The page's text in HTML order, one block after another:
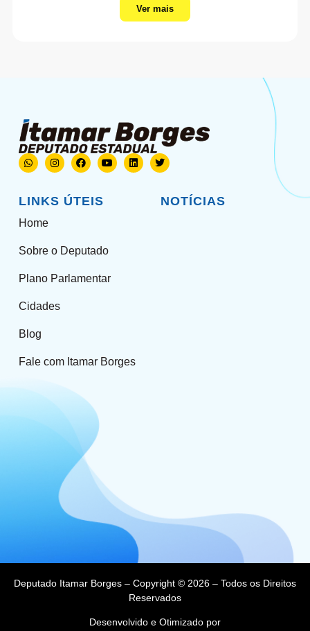
Ver mais
LINKS ÚTEIS
Home
Sobre o Deputado
Plano Parlamentar
Cidades
Blog
Fale com Itamar Borges
NOTÍCIAS
Deputado Itamar Borges – Copyright © 2026 – Todos os Direitos
Reservados
Desenvolvido e Otimizado por